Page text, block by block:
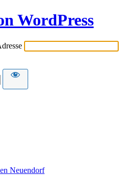
WordPress
Neuendorf